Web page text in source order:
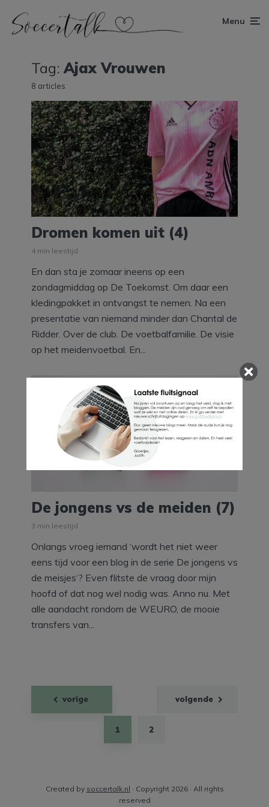
Menu
Tag: Ajax Vrouwen
8 articles
Dromen komen uit (4)
4 min leestijd
En dan sta je zomaar ineens op een
zondagmiddag op De Toekomst. Om daar een
kledingpakket in ontvangst te nemen. Na een
presentatie van niemand minder dan Chantal de
Ridder. Over de club. De voetbalfamilie. De visie
op het meidenvoetbal. En...
De jongens vs de meiden (7)
3 min leestijd
Onlangs vroeg iemand ‘wordt het niet weer
eens tijd voor een blog in de serie De jongens vs
de meisjes‘? Even flitste de vraag door mijn
hoofd of dat nog wel nodig was. Anno nu. Met
alle aandacht rondom de WEURO, de mooie
transfers van...
Berichten
paginering
vorige
1 2
volgende
Created by soccertalk.nl · Copyright 2026 · All rights
reserved